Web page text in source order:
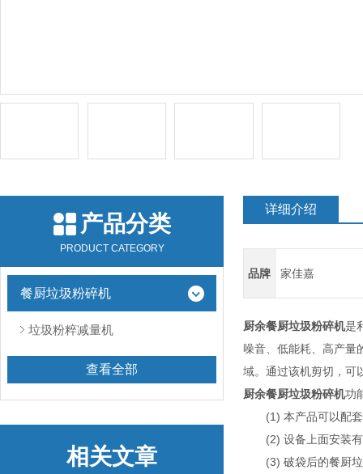
产品分类
PRODUCT CATEGORY
餐厨垃圾粉碎机
垃圾粉粹减量机
查看全部
相关文章
详细介绍
品牌 家佳嘉
厨余餐厨垃圾粉碎机是
噪音、低能耗、高产量
域。通过该机剪切，可
厨余餐厨垃圾粉碎机功
(1) 本产品可以配套
(2) 设备上面安装有
(3) 破袋后的餐厨垃